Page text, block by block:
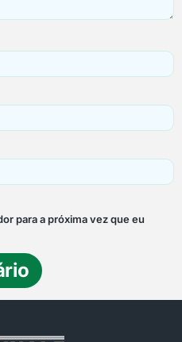
para a próxima vez que eu